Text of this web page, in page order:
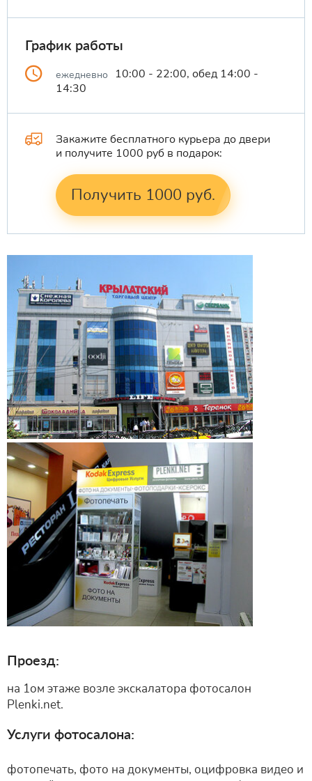
Проезд:
на 1ом этаже возле экскалатора фотосалон
Plenki.net.
Услуги фотосалона:
фотопечать, фото на документы, оцифровка видео и
График работы
ежедневно
10:00 - 22:00, обед 14:00 -
14:30
Закажите бесплатного курьера до двери
и получите 1000 руб в подарок:
Получить 1000 руб.